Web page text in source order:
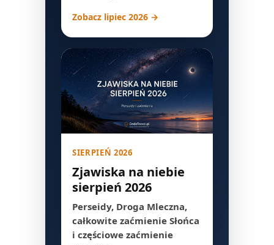
Zobacz lipiec 2026 →
SIERPIEŃ 2026
Zjawiska na niebie
sierpień 2026
Perseidy, Droga Mleczna,
całkowite zaćmienie Słońca
i częściowe zaćmienie